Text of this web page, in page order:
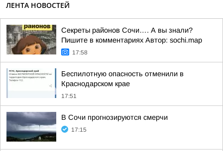
ЛЕНТА НОВОСТЕЙ
Секреты районов Сочи…. А вы знали?
Пишите в комментариях Автор: sochi.map
17:58
Беспилотную опасность отменили в
Краснодарском крае
17:51
В Сочи прогнозируются смерчи
17:15